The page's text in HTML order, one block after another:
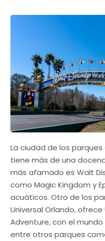
La ciudad de los
tiene más de una
más afamado es Walt
como Magic Kingdom y
acuáticos. Otro de los
Universal Orlando,
Adventure, con el
entre otros parques